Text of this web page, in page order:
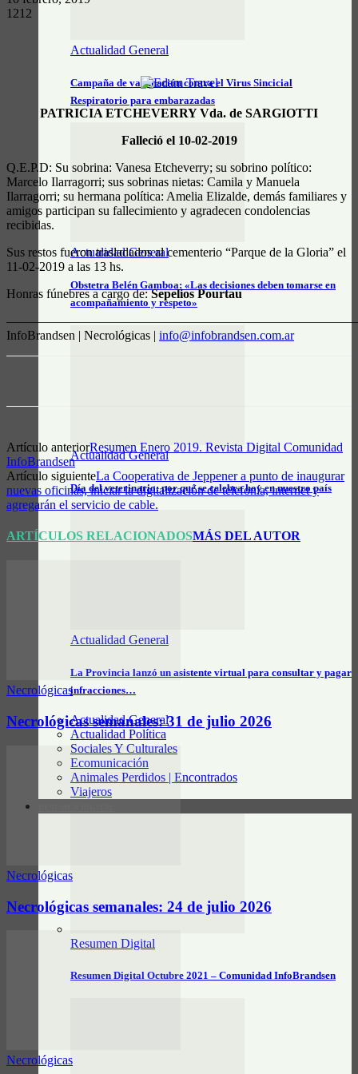
Actualidad General
Campaña de vacunación contra el Virus Sincicial
Respiratorio para embarazadas
Actualidad General
Obstetra Belén Gamboa: «Las decisiones deben tomarse en
acompañamiento y respeto»
Actualidad General
Día del veterinario: por qué se celebra hoy en nuestro país
Actualidad General
La Provincia lanzó un asistente virtual para consultar y pagar
infracciones…
Actualidad General
Actualidad Política
Sociales Y Culturales
Ecomunicación
Animales Perdidos | Encontrados
Viajeros
Resumen Digital
Resumen Digital Octubre 2021 – Comunidad InfoBrandsen
1212
PATRICIA ETCHEVERRY Vda. de SARGIOTTI
Falleció el 10-02-2019
Q.E.P.D: Su sobrina: Vanesa Etcheverry; su sobrino político:
Marcelo Ilarragorri; sus sobrinas nietas: Camila y Manuela
Ilarragorri; su hermana política: Amelia Elizalde, demás familiares y
amigos participan su fallecimiento y agradecen condolencias
recibidas.
Sus restos fueron trasladados al cementerio “Parque de la Gloria” el
11-02-2019 a las 13 hs.
Honras fúnebres a cargo de:Sepelios Pourtau
InfoBrandsen | Necrológicas | info@infobrandsen.com.ar
Artículo anteriorResumen Enero 2019. Revista Digital Comunidad
InfoBrandsen
Artículo siguienteLa Cooperativa de Jeppener a punto de inaugurar
nuevas oficinas, iniciar la digitalización de telefonía, internet y
agregarán el servicio de cable.
ARTÍCULOS RELACIONADOSMÁS DEL AUTOR
Necrológicas
Necrológicas semanales: 31 de julio 2026
Necrológicas
Necrológicas semanales: 24 de julio 2026
Necrológicas